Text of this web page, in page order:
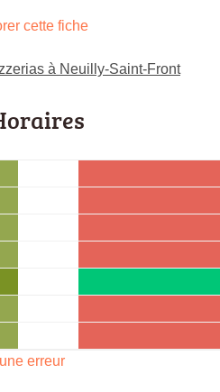
cette fiche
à Neuilly-Saint-Front
erreur